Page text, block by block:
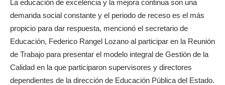
La educación de excelencia y la mejora continua son una
demanda social constante y el periodo de receso es el más
propicio para dar respuesta, mencionó el secretario de
Educación, Federico Rangel Lozano al participar en la Reunión
de Trabajo para presentar el modelo integral de Gestión de la
Calidad en la que participaron supervisores y directores
dependientes de la dirección de Educación Pública del Estado.